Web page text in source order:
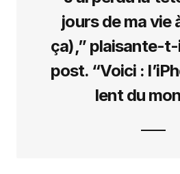
jours de ma vie
ça),” plaisante-
post. “Voici :
lent du